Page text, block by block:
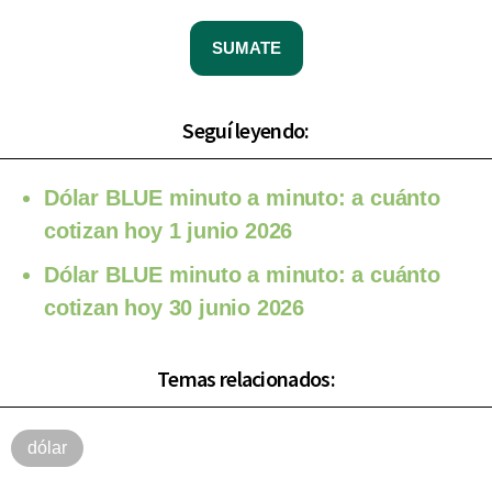
SUMATE
Seguí leyendo:
Dólar BLUE minuto a minuto: a cuánto
cotizan hoy 1 junio 2026
Dólar BLUE minuto a minuto: a cuánto
cotizan hoy 30 junio 2026
Temas relacionados:
dólar